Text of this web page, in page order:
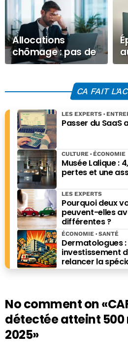
Allocations
chômage : pas de
revalorisation, la
CA FAIT
Passer du SaaS
LES EXPERTS
Musée Lalique :
pertes et une
CULTURE ÉCONOMIE
Pourquoi deux
peuvent-elles
différentes ?
LES EXPERTS
Dermatologues
investissement
relancer la
ÉCONOMIE SANTÉ
No comment on
détectée atteint 500
2025»